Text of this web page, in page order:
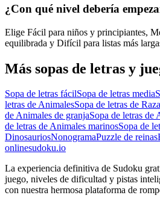
¿Con qué nivel debería
Elige Fácil para niños y principiantes,
equilibrada y Difícil para listas más
Más sopas de letras y
Sopa de letras fácilSopa de letras media
letras de AnimalesSopa de letras de
de Animales de granjaSopa de letras de
de letras de Animales marinosSopa de
DinosauriosNonogramaPuzzle de reinas
onlinesudoku.io
La experiencia definitiva de Sudoku
juego, niveles de dificultad y pistas
con nuestra hermosa plataforma de